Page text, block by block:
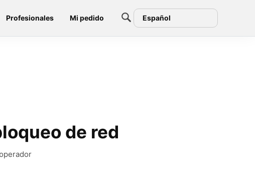
Profesionales Mi pedido Español
de red